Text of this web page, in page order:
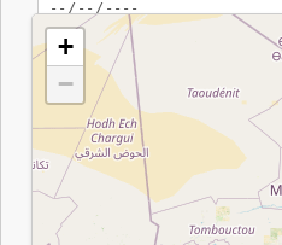
capacités
Mirador,
des
2022, en
ses outils
soutien de
Date de Fin
+
−